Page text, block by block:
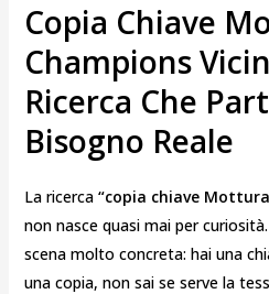
Copia Chiave
Champions
Ricerca Che
Bisogno Reale
La ricerca “copia chiave
non nasce quasi mai per
scena molto concreta: hai una
una copia, non sai se serve la